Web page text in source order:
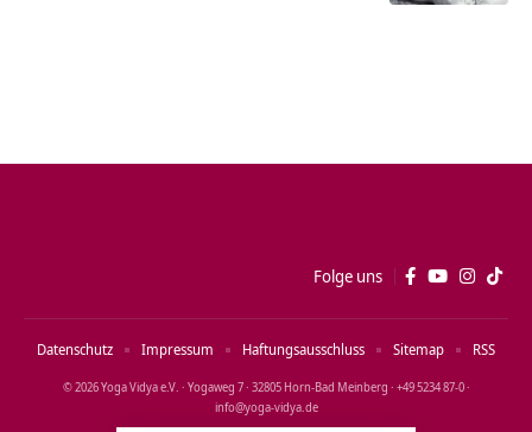
Folge uns
© 2026 Yoga Vidya e.V. · Yogaweg 7 · 32805 Horn‑Bad Meinberg · +49 5234 87‑0 ·
info@yoga‑vidya.de
Datenschutz Impressum Haftungsausschluss Sitemap RSS